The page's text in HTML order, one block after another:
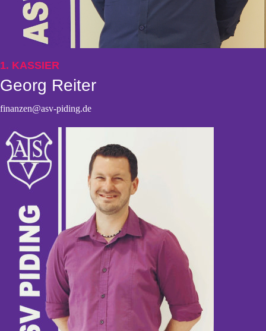
1. KASSIER
Georg Reiter
finanzen@asv-piding.de